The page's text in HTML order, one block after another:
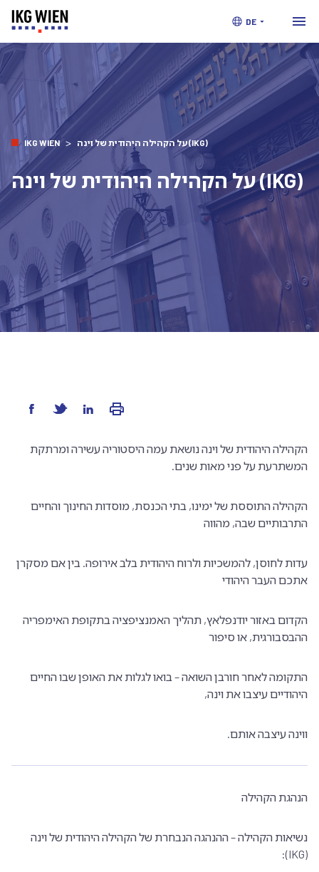
DE
IKG WIEN > על הקהילה היהודית של וינה (IKG)
על הקהילה היהודית של וינה (IKG)
הקהילה היהודית של וינה נושאת עמה היסטוריה עשירה ומרתקת
המשתרעת על פני מאות שנים.
הקהילה התוססת של ימינו, בתי הכנסת, מוסדות החינוך והחיים
התרבותיים שבה, מהווה
עדות לחוסן, להמשכיות ולרוח היהודית בלב אירופה. בין אם מסקרן
אתכם העבר היהודי
הקדום באזור יודנפלאץ, תהליך האמנציפציה בתקופת האימפריה
ההבסבורגית, או סיפור
התקומה לאחר חורבן השואה – בואו לגלות את האופן שבו החיים
היהודיים עיצבו את וינה,
ווינה עיצבה אותם.
הנהגת הקהילה
נשיאות הקהילה – ההנהגה הנבחרת של הקהילה היהודית של וינה
(IKG):